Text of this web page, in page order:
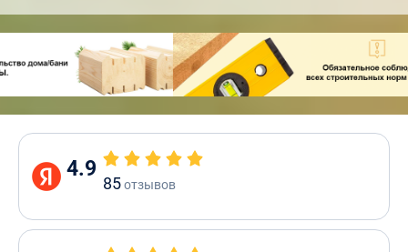
4.9
85отзывов